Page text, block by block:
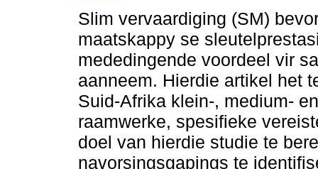
Slim vervaardiging (SM)
maatskappy se
mededingende voordeel vir
aanneem. Hierdie artikel het
Suid-Afrika klein-, medium-
raamwerke, spesifieke
doel van hierdie studie te
navorsingsgapings te